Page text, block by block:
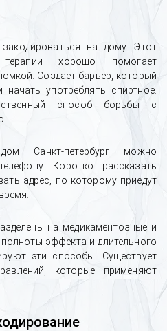
на дому. Этот
терапии хорошо помогает
Создаёт барьер, который
употреблять спиртное.
способ борьбы с
Санкт-петербург можно
Коротко рассказать
адрес, по которому приедут
на медикаментозные и
эффекта и длительного
эти способы. Существует
которые применяют